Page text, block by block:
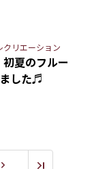
クリエーション
初夏のフルー
した♬